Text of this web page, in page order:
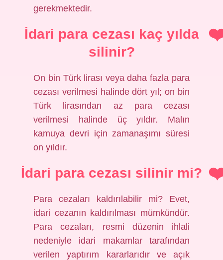
gerekmektedir.
İdari para cezası kaç yılda
silinir?
On bin Türk lirası veya daha fazla para
cezası verilmesi halinde dört yıl; on bin
Türk lirasından az para cezası
verilmesi halinde üç yıldır. Malın
kamuya devri için zamanaşımı süresi
on yıldır.
İdari para cezası silinir mi?
Para cezaları kaldırılabilir mi? Evet,
idari cezanın kaldırılması mümkündür.
Para cezaları, resmi düzenin ihlali
nedeniyle idari makamlar tarafından
verilen yaptırım kararlarıdır ve açık